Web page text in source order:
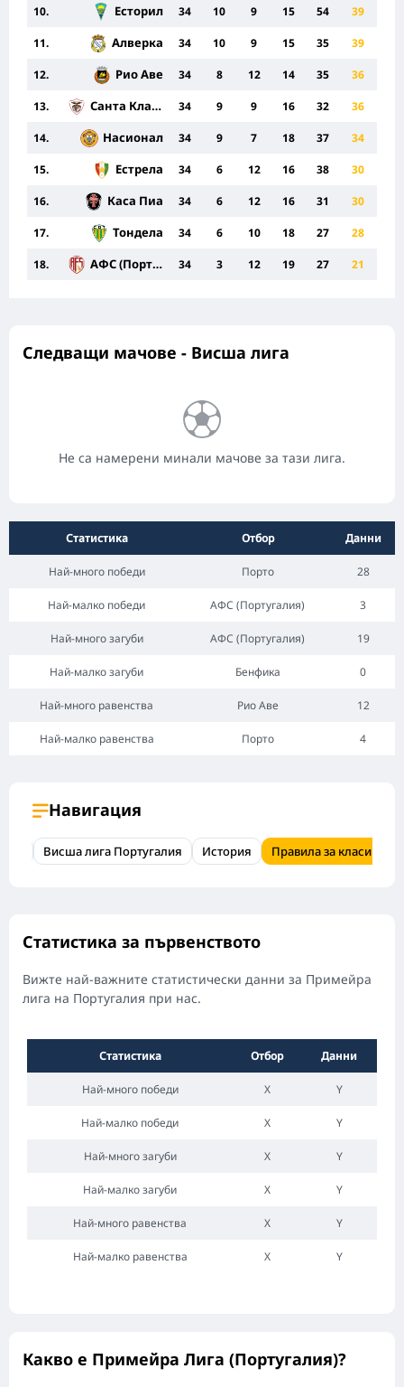
10. Есторил 34 10 9 15 54 39
11. Алверка 34 10 9 15 35 39
12. Рио Аве 34 8 12 14 35 36
13. Санта Клара 34 9 9 16 32 36
14. Насионал 34 9 7 18 37 34
15. Естрела 34 6 12 16 38 30
16. Каса Пиа 34 6 12 16 31 30
17. Тондела 34 6 10 18 27 28
18. АФС (Португалия) 34 3 12 19 27 21
Следващи мачове - Висша лига
Не са намерени минали мачове за тази лига.
Статистика Отбор Данни
Най-много победи Порто 28
Най-малко победи АФС (Португалия) 3
Най-много загуби АФС (Португалия) 19
Най-малко загуби Бенфика 0
Най-много равенства Рио Аве 12
Най-малко равенства Порто 4
Навигация
Висша лига Португалия История Правила за класиране
Статистика за първенството
Вижте най-важните статистически данни за Примейра
лига на Португалия при нас.
Статистика Отбор Данни
Най-много победи X Y
Най-малко победи X Y
Най-много загуби X Y
Най-малко загуби X Y
Най-много равенства X Y
Най-малко равенства X Y
Какво е Примейра Лига (Португалия)?